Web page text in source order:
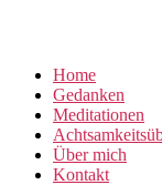
Home
Gedanken
Meditationen
Über mich
Kontakt